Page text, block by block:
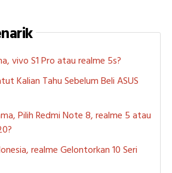
vivo S1 Pro atau realme 5s?
Kalian Tahu Sebelum Beli ASUS
Pilih Redmi Note 8, realme 5 atau
realme Gelontorkan 10 Seri